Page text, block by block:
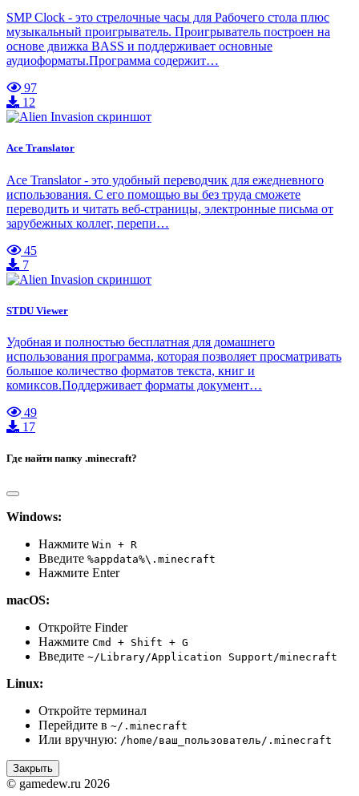
SMP Clock - это стрелочные часы для Рабочего стола плюс
музыкальный проигрыватель. Проигрыватель построен на
основе движка BASS и поддерживает основные
аудиоформаты.Программа содержит…
97
12
Ace Translator
Ace Translator - это удобный переводчик для ежедневного
использования. С его помощью вы без труда сможете
переводить и читать веб-страницы, электронные письма от
зарубежных коллег, перепи…
45
7
STDU Viewer
Удобная и полностью бесплатная для домашнего
использования программа, которая позволяет просматривать
большое количество форматов текста, книг и
комиксов.Поддерживает форматы документ…
49
17
Где найти папку .minecraft?
Windows:
Нажмите Win + R
Введите %appdata%\.minecraft
Нажмите Enter
macOS:
Откройте Finder
Нажмите Cmd + Shift + G
Введите ~/Library/Application Support/minecraft
Linux:
Откройте терминал
Перейдите в ~/.minecraft
Или вручную: /home/ваш_пользователь/.minecraft
Закрыть
© gamedew.ru 2026